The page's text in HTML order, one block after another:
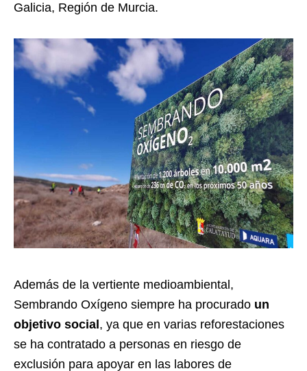
Galicia, Región de Murcia.
Además de la vertiente medioambiental,
Sembrando Oxígeno siempre ha procurado un
objetivo social , ya que en varias reforestaciones
se ha contratado a personas en riesgo de
exclusión para apoyar en las labores de